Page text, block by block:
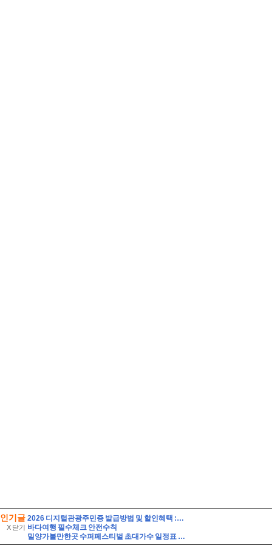
인기글
X 닫기
2026 디지털관광주민증 발급방법 및 할인혜택 :: 영동 가성비 여행 (영동 와인터널 및 레인보우 힐링센터 입장료 할인 등)
바다여행 필수체크 안전수칙
밀양가볼만한곳 수퍼페스티벌 초대가수 일정표 셔틀버스 주차장 여행